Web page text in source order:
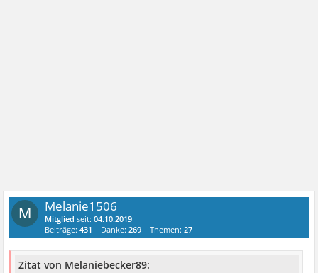
M Melanie1506
Mitglied seit:04.10.2019
Beiträge:431 Danke:269 Themen:27
Zitat von Melaniebecker89: